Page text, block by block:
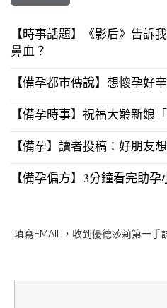
【時事話題】《影后》告訴
鼻血？
【備孕都市傳說】想懷孕好
【備孕時事】祝福大齡新娘
【備孕】讀者投稿：好朋友
【備孕偏方】3分鐘看完助
填寫EMAIL，收到優德莎莉第一手